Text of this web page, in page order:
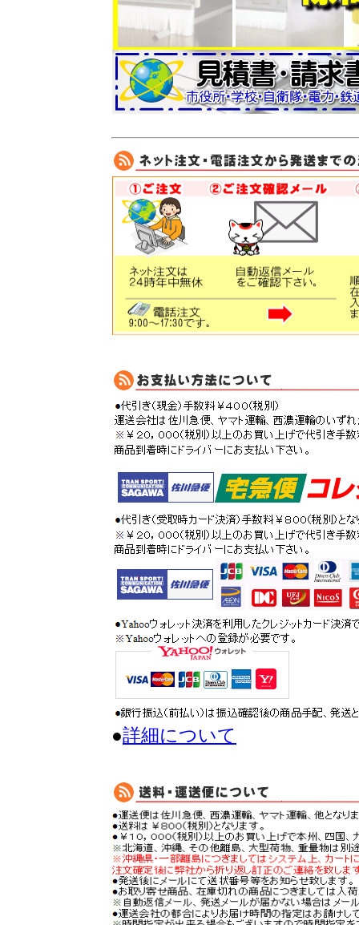
●詳細について